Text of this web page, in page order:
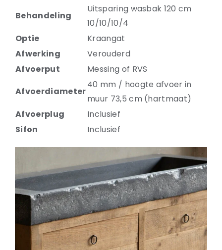
Behandeling
Uitsparing wasbak 120 cm
10/10/10/4
Optie
Kraangat
Afwerking
Verouderd
Afvoerput
Messing of RVS
Afvoerdiameter
40 mm / hoogte afvoer in
muur 73,5 cm (hartmaat)
Afvoerplug
Inclusief
Sifon
Inclusief